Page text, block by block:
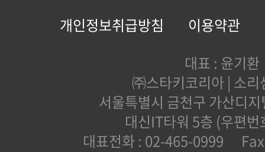
개인정보취급방침 이용약관
대표 : 윤기환
㈜스타키코리아 | 소리
서울특별시 금천구 가산디
대신IT타워 5층 (우편
대표전화 : 02-465-0999